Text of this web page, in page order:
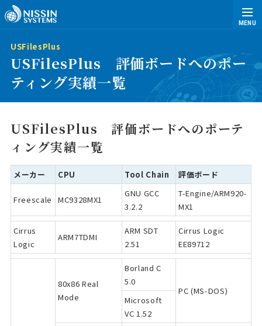
MENU
USFilesPlus
USFilesPlus 評価ボードへのポー
ティング実績一覧
USFilesPlus 評価ボードへのポーテ
ィング実績一覧
メーカー CPU Tool Chain 評価ボード
Freescale MC9328MX1
GNU GCC
3.2.2
T-Engine/ARM920-
MX1
Cirrus
Logic
ARM7TDMI
ARM SDT
2.51
Cirrus Logic
EE89712
80x86 Real
Mode
Borland C
5.0
PC (MS-DOS)
Microsoft
VC 1.52